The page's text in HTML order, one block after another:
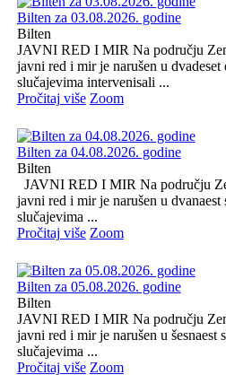
Bilten za 03.08.2026. godine
Bilten
JAVNI RED I MIR Na području
javni red i mir je narušen u
slučajevima intervenisali ...
Pročitaj više Zoom
Bilten za 04.08.2026. godine
Bilten
JAVNI RED I MIR Na području
javni red i mir je narušen u
slučajevima ...
Pročitaj više Zoom
Bilten za 05.08.2026. godine
Bilten
JAVNI RED I MIR Na području
javni red i mir je narušen u šesnaest
slučajevima ...
Pročitaj više Zoom